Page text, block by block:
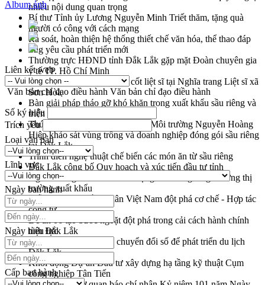
nhiều nội dung quan trọng
Bí thư Tỉnh ủy Lương Nguyễn Minh Triết thăm, tặng quà
người có công với cách mạng
Rà soát, hoàn thiện hệ thống thiết chế văn hóa, thể thao đáp
ứng yêu cầu phát triển mới
Thường trực HĐND tỉnh Đắk Lắk gặp mặt Đoàn chuyên gia
y tế TP. Hồ Chí Minh
Lễ truy điệu và an táng hài cốt liệt sĩ tại Nghĩa trang Liệt sĩ xã
Sơn Hòa
Bàn giải pháp tháo gỡ khó khăn trong xuất khẩu sầu riêng và
triển khai quy định EUDR
Thứ trưởng Bộ Nông nghiệp và Môi trường Nguyễn Hoàng
Hiệp khảo sát vùng trồng và doanh nghiệp đóng gói sầu riêng
tại Đắk Lắk
Trình diễn nghệ thuật chế biến các món ăn từ sầu riêng
Đắk Lắk công bố Quy hoạch và xúc tiến đầu tư tỉnh
Ngành cá ngừ Đắk Lắk chủ động thích ứng để giữ vững thị
trường xuất khẩu
Diễn đàn Kinh tế tư nhân Việt Nam đột phá cơ chế - Hợp tác
công tư
Đề án 06 tạo bước ngoặt đột phá trong cải cách hành chính
tỉnh Đắk Lắk
Kết nối tour, đẩy mạnh chuyển đổi số để phát triển du lịch
Đắk Lắk
Khởi động Dự án Đầu tư xây dựng hạ tầng kỹ thuật Cụm
công nghiệp Tân Tiến
Album ảnh
Liên kết web
Văn bản chỉ đạo điều hành Văn bản chỉ đạo điều hành
Số ký hiệu
Trích yếu
Loại văn bản
Lĩnh vực
Ngày ban hành
Ngày hiệu lực
Cấp ban hành